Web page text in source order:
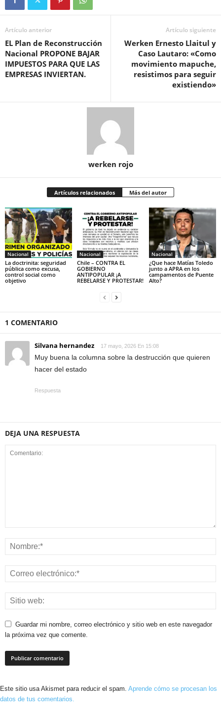
Artículo anterior
EL Plan de Reconstrucción
Nacional PROPONE BAJAR
IMPUESTOS PARA QUE LAS
EMPRESAS INVIERTAN.
Artículo siguiente
Werken Ernesto Llaitul y
Caso Lautaro: «Como
movimiento mapuche,
resistimos para seguir
existiendo»
werken rojo
Artículos relacionados Más del autor
Nacional
La doctrinita: seguridad
pública como excusa,
control social como
objetivo
Nacional
Chile – CONTRA EL
GOBIERNO
ANTIPOPULAR ¡A
REBELARSE Y PROTESTAR!
Nacional
¿Que hace Matías Toledo
junto a APRA en los
campamentos de Puente
Alto?
1 COMENTARIO
Silvana hernandez 17 mayo, 2026 En 15:08
Muy buena la columna sobre la destrucción que quieren
hacer del estado
Respuesta
DEJA UNA RESPUESTA
Guardar mi nombre, correo electrónico y sitio web en este navegador
la próxima vez que comente.
Este sitio usa Akismet para reducir el spam. Aprende cómo se procesan los
datos de tus comentarios.